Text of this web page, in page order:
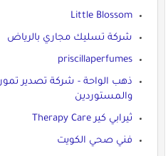
Little Blossom
شركة تسليك مجاري بالرياض
priscillaperfumes
ذهب الواحة - شركة تصدير تمور
والمستوردين
ثيرابي كير Therapy Care
فني صحي الكويت